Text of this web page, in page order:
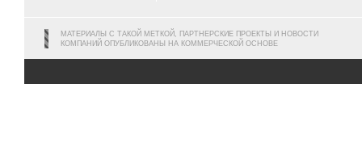
МАТЕРИАЛЫ С ТАКОЙ МЕТКОЙ, ПАРТНЕРСКИЕ ПРОЕКТЫ И НОВОСТИ
КОМПАНИЙ ОПУБЛИКОВАНЫ НА КОММЕРЧЕСКОЙ ОСНОВЕ